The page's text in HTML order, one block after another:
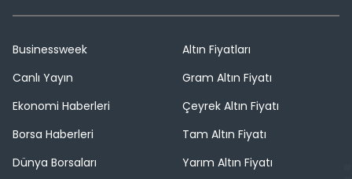
Businessweek
Canlı Yayın
Ekonomi Haberleri
Borsa Haberleri
Dünya Borsaları
Altın Fiyatları
Gram Altın Fiyatı
Çeyrek Altın Fiyatı
Tam Altın Fiyatı
Yarım Altın Fiyatı